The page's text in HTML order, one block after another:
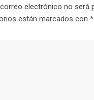
electrónico no será
están marcados con *